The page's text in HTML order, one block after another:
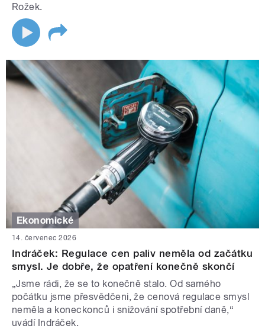
Rožek.
Ekonomické
14. červenec 2026
Indráček: Regulace cen paliv neměla od začátku
smysl. Je dobře, že opatření konečně skončí
„Jsme rádi, že se to konečně stalo. Od samého
počátku jsme přesvědčeni, že cenová regulace smysl
neměla a koneckonců i snižování spotřební daně,“
uvádí Indráček.